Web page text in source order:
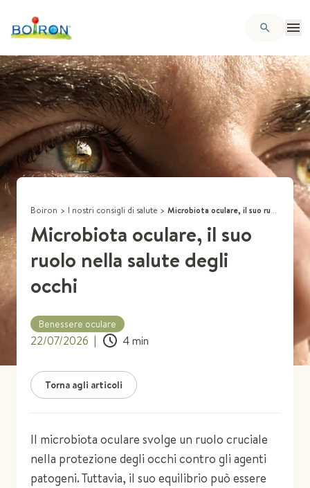
Boiron > I nostri consigli di salute > Microbiota oculare, il suo ruolo nella salute degli occhi
Microbiota oculare, il suo
ruolo nella salute degli
occhi
Benessere oculare
22/07/2026 | 4min
Torna agli articoli
Il microbiota oculare svolge un ruolo cruciale
nella protezione degli occhi contro gli agenti
patogeni. Tuttavia, il suo equilibrio può essere